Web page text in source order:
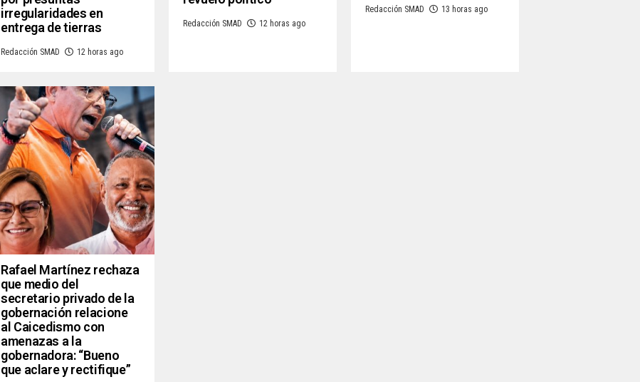
irregularidades en
entrega de tierras
Redacción SMAD 12 horas ago
Redacción SMAD 12 horas ago
Redacción SMAD 13 horas ago
Rafael Martínez rechaza
que medio del
secretario privado de la
gobernación relacione
al Caicedismo con
amenazas a la
gobernadora: “Bueno
que aclare y rectifique”